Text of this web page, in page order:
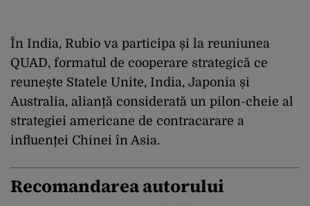
În India, Rubio va participa și la reuniunea
QUAD, formatul de cooperare strategică ce
reunește Statele Unite, India, Japonia și
Australia, alianță considerată un pilon-cheie al
strategiei americane de contracarare a
influenței Chinei în Asia.
Recomandarea autorului